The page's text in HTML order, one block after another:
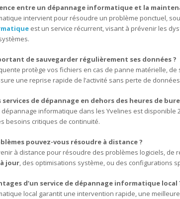
entre un dépannage informatique et la
intervient pour résoudre un problème ponctuel,
est un service récurrent, visant à prévenir les
de sauvegarder régulièrement ses données ?
protège vos fichiers en cas de panne matérielle,
une reprise rapide de l’activité sans perte de
de dépannage en dehors des heures de
informatique dans les Yvelines est disponible
besoins critiques de continuité.
pouvez-vous résoudre à distance ?
à distance pour résoudre des problèmes logiciels, de
jour, des optimisations système, ou des configurations
d’un service de dépannage informatique local
local garantit une intervention rapide, une